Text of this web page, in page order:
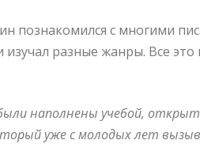
познакомился с многими
разные жанры. Все
наполнены учебой,
уже с молодых лет